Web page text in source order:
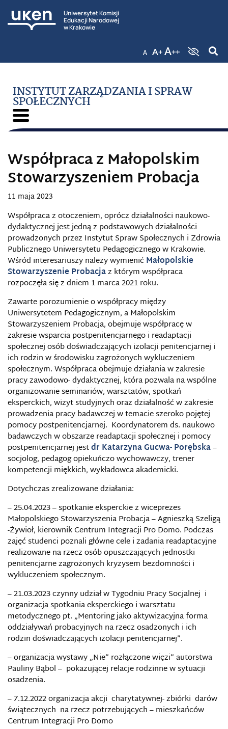
Uniwersytet Komisji
Edukacji Narodowej
w Krakowie
INSTYTUT ZARZĄDZANIA I SPRAW
SPOŁECZNYCH
Współpraca z Małopolskim
Stowarzyszeniem Probacja
11 maja 2023
Współpraca z otoczeniem, oprócz działalności naukowo-
dydaktycznej jest jedną z podstawowych działalności
prowadzonych przez Instytut Spraw Społecznych i Zdrowia
Publicznego Uniwersytetu Pedagogicznego w Krakowie.
Wśród interesariuszy należy wymienićMałopolskie
Stowarzyszenie Probacjaz którym współpraca
rozpoczęła się z dniem 1 marca 2021 roku.
Zawarte porozumienie o współpracy między
Uniwersytetem Pedagogicznym, a Małopolskim
Stowarzyszeniem Probacja, obejmuje współpracę w
zakresie wsparcia postpenitencjarnego i readaptacji
społecznej osób doświadczających izolacji penitencjarnej i
ich rodzin w środowisku zagrożonych wykluczeniem
społecznym. Współpraca obejmuje działania w zakresie
pracy zawodowo- dydaktycznej, która pozwala na wspólne
organizowanie seminariów, warsztatów, spotkań
eksperckich, wizyt studyjnych oraz działalność w zakresie
prowadzenia pracy badawczej w temacie szeroko pojętej
pomocy postpenitencjarnej. Koordynatorem ds. naukowo
badawczych w obszarze readaptacji społecznej i pomocy
postpenitencjarnej jestdr Katarzyna Gucwa- Porębska–
socjolog, pedagog opiekuńczo wychowawczy, trener
kompetencji miękkich, wykładowca akademicki.
Dotychczas zrealizowane działania:
– 25.04.2023 – spotkanie eksperckie z wiceprezes
Małopolskiego Stowarzyszenia Probacja – Agnieszką Szeligą
-Żywioł, kierownik Centrum Integracji Pro Domo. Podczas
zajęć studenci poznali główne cele i zadania readaptacyjne
realizowane na rzecz osób opuszczających jednostki
penitencjarne zagrożonych kryzysem bezdomności i
wykluczeniem społecznym.
– 21.03.2023 czynny udział w Tygodniu Pracy Socjalnej i
organizacja spotkania eksperckiego i warsztatu
metodycznego pt. „Mentoring jako aktywizacyjna forma
oddziaływań probacyjnych na rzecz osadzonych i ich
rodzin doświadczających izolacji penitencjarnej”.
– organizacja wystawy „Nie” rozłączone więzi” autorstwa
Pauliny Bąbol – pokazującej relacje rodzinne w sytuacji
osadzenia.
– 7.12.2022 organizacja akcji charytatywnej- zbiórki darów
świątecznych na rzecz potrzebujących – mieszkańców
Centrum Integracji Pro Domo